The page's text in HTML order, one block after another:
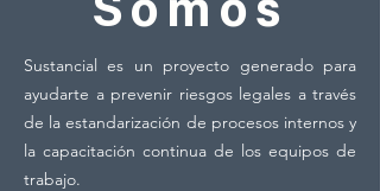
Somos
Sustancial es un proyecto generado para
ayudarte a prevenir riesgos legales a través
de la estandarización de procesos internos y
la capacitación continua de los equipos de
trabajo.